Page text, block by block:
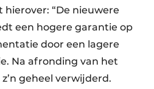
hierover: “De nieuwere
een hogere garantie op
door een lagere
Na afronding van het
geheel verwijderd.